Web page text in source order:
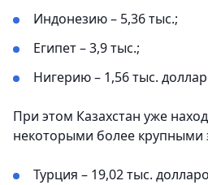
Индонезию – 5,36 тыс.;
Египет – 3,9 тыс.;
Нигерию – 1,56 тыс.
При этом Казахстан уже
некоторыми более крупными
Турция – 19,02 тыс.